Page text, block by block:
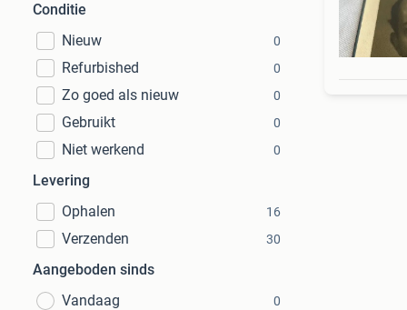
Conditie
Nieuw
0
Refurbished 0
Zo goed als nieuw 0
Gebruikt 0
Niet werkend 0
Levering
Ophalen
16
Verzenden 30
Aangeboden sinds
Vandaag
0